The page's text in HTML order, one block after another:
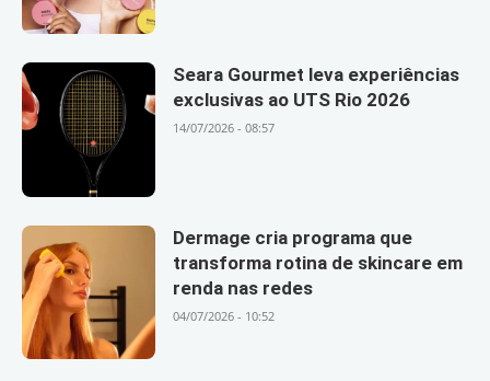
Seara Gourmet leva experiências
exclusivas ao UTS Rio 2026
14/07/2026 - 08:57
Dermage cria programa que
transforma rotina de skincare em
renda nas redes
04/07/2026 - 10:52